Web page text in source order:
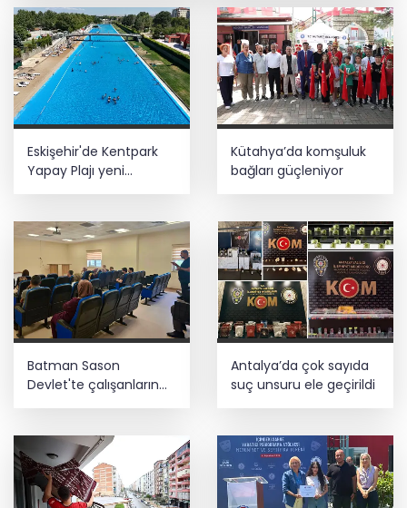
kamu alanına döküme 150 bin TL ceza
CHP, Menderes Belediye Başkanı İlkay
Çiçek'i kesin ihraç talebiyle disipline
sevk etti
Ankara'da uyuşturucu ve fuhuş 8
gözaltı
Ödülü... Kamu kategorisinde zirvede
Eskişehir'de Kentpark
Yapay Plajı yeni
Kütahya’da komşuluk
bağları güçleniyor
Batman Sason
Devlet'te çalışanların
talepleri dinlendi
Antalya’da çok sayıda
suç unsuru ele geçirildi